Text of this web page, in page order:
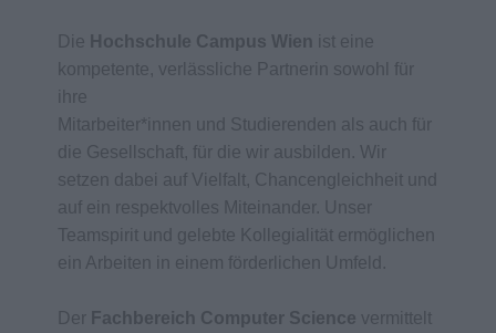
Die Hochschule Campus Wien
ist eine
kompetente, verlässliche Partnerin sowohl für
ihre
Mitarbeiter*innen und Studierenden als auch für
die Gesellschaft, für die wir ausbilden. Wir
setzen dabei auf Vielfalt, Chancengleichheit und
auf ein respektvolles Miteinander. Unser
Teamspirit und gelebte Kollegialität ermöglichen
ein Arbeiten in einem förderlichen Umfeld.
Der Fachbereich Computer Science vermittelt